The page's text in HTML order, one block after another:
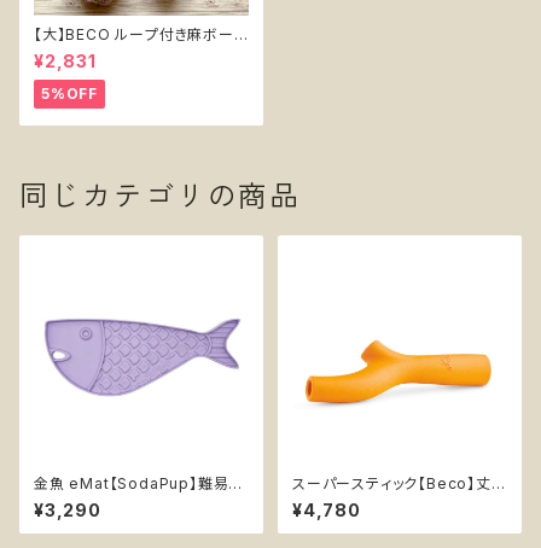
【大】BECO ループ付き麻ボール
【Large】Beco Hemp Ball wi
th Handle
¥2,831
5%OFF
同じカテゴリの商品
金魚 eMat【SodaPup】難易度
★ 早食い防止皿 スローフィー
ダー 知育 エンリッチメント スト
レス解消 猫 リックマットソダパッ
¥3,290
スーパースティック【Beco】丈夫
持ってこい棒 天然ゴム エンリッ
チメント イエロー オレンジ
¥4,780